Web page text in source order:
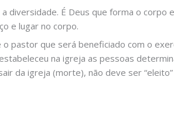
diversidade. É Deus que forma o corpo
e lugar no corpo.
pastor que será beneficiado com o
na igreja as pessoas
da igreja (morte), não deve ser